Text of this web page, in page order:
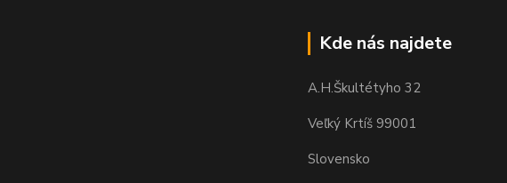
Kde nás najdete
A.H.Škultétyho 32
Veľký Krtíš 99001
Slovensko